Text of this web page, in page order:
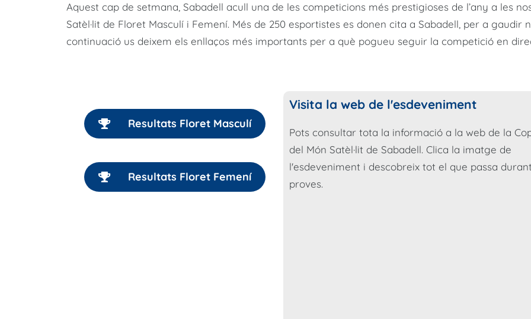
Aquest cap de setmana, Sabadell acull una de les competicions més prestigioses de l’any a les
Satèl·lit de Floret Masculí i Femení. Més de 250 esportistes es donen cita a Sabadell, per a gaudir
continuació us deixem els enllaços més importants per a què pogueu seguir la competició en
Resultats Floret Masculí
Resultats Floret Femení
Visita la web de l'esdeveniment
Pots consultar tota la informació a la web de la
del Món Satèl·lit de Sabadell. Clica la imatge de
l'esdeveniment i descobreix tot el que passa
proves.